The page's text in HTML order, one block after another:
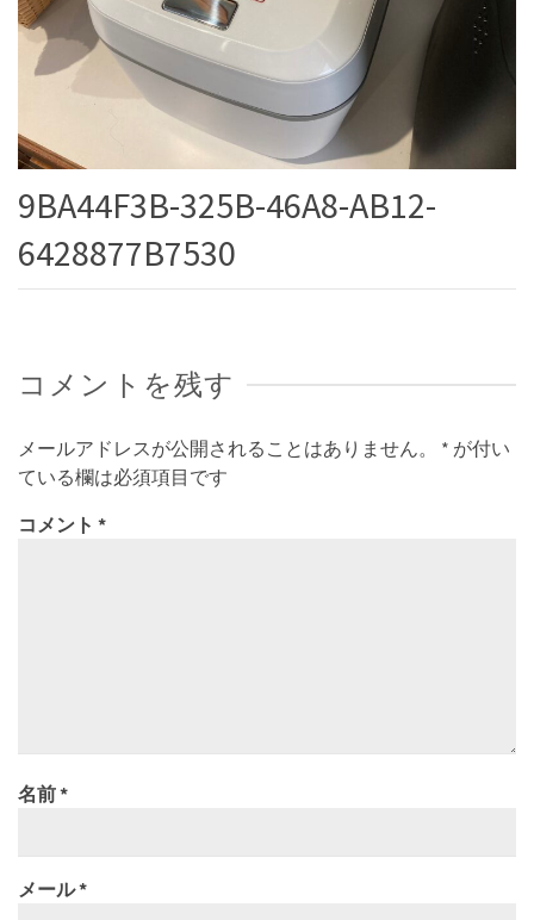
9BA44F3B-325B-46A8-AB12-
6428877B7530
コメントを残す
メールアドレスが公開されることはありません。 * が付い
ている欄は必須項目です
コメント *
名前*
メール*